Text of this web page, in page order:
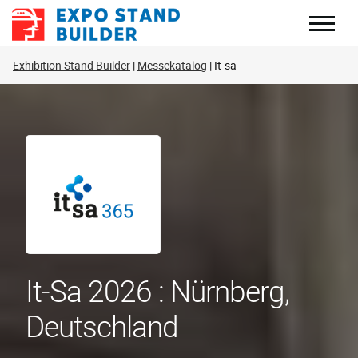
Zum
Inhalt
Exhibition Stand Builder Messekatalog It-sa
It-Sa 2026 : Nürnberg,
Deutschland